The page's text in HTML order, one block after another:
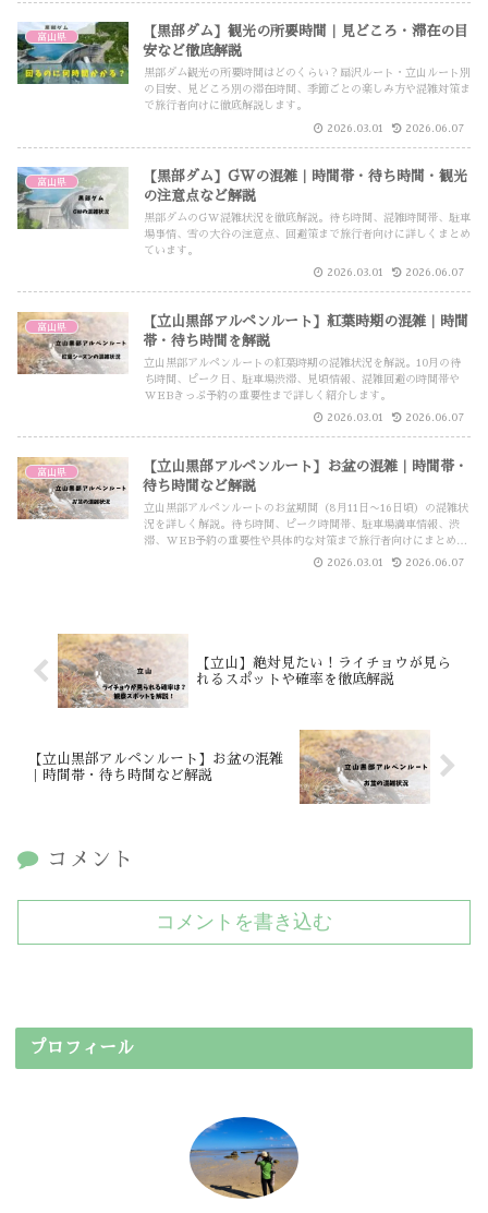
富山県
【黒部ダム】観光の所要時間｜見どころ・滞在の目
安など徹底解説
黒部ダム観光の所要時間はどのくらい？扇沢ルート・立山ルート別
の目安、見どころ別の滞在時間、季節ごとの楽しみ方や混雑対策ま
で旅行者向けに徹底解説します。
2026.03.01 2026.06.07
富山県
【黒部ダム】GWの混雑｜時間帯・待ち時間・観光
の注意点など解説
黒部ダムのGW混雑状況を徹底解説。待ち時間、混雑時間帯、駐車
場事情、雪の大谷の注意点、回避策まで旅行者向けに詳しくまとめ
ています。
2026.03.01 2026.06.07
富山県
【立山黒部アルペンルート】紅葉時期の混雑｜時間
帯・待ち時間を解説
立山黒部アルペンルートの紅葉時期の混雑状況を解説。10月の待
ち時間、ピーク日、駐車場渋滞、見頃情報、混雑回避の時間帯や
WEBきっぷ予約の重要性まで詳しく紹介します。
2026.03.01 2026.06.07
富山県
【立山黒部アルペンルート】お盆の混雑｜時間帯・
待ち時間など解説
立山黒部アルペンルートのお盆期間（8月11日〜16日頃）の混雑状
況を詳しく解説。待ち時間、ピーク時間帯、駐車場満車情報、渋
滞、WEB予約の重要性や具体的な対策まで旅行者向けにまとめま
2026.03.01 2026.06.07
【立山】絶対見たい！ライチョウが見ら
れるスポットや確率を徹底解説
【立山黒部アルペンルート】お盆の混雑
｜時間帯・待ち時間など解説
コメント
コメントを書き込む
プロフィール